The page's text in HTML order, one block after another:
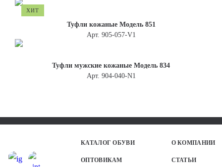
ХИТ
Туфли кожаные Модель 851
Арт. 905-057-V1
Туфли мужские кожаные Модель 834
Арт. 904-040-N1
КАТАЛОГ ОБУВИ
ОПТОВИКАМ
О КОМПАНИИ
СТАТЬИ